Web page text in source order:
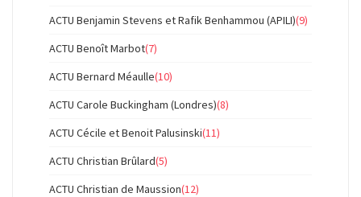
ACTU Benjamin Stevens et Rafik Benhammou (APILI)(9)
ACTU Benoît Marbot(7)
ACTU Bernard Méaulle(10)
ACTU Carole Buckingham (Londres)(8)
ACTU Cécile et Benoit Palusinski(11)
ACTU Christian Brûlard(5)
ACTU Christian de Maussion(12)